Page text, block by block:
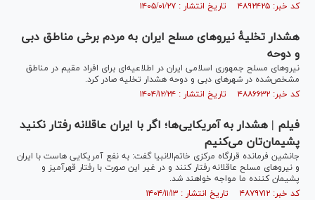
کد خبر: ۴۸۹۲۴۲۵ تاریخ انتشار : ۱۴۰۵/۰۱/۲۷
هشدار تخلیۀ نیروهای مسلح ایران به مردم برخی مناطق دبی
و دوحه
نیروهای مسلح جمهوری اسلامی ایران در اطلاعیه‌ای برای افراد مقیم در مناطق
مشخص‌شده در شهرهای دبی و دوحه هشدار تخلیه صادر کرد.
کد خبر: ۴۸۸۶۶۳۲ تاریخ انتشار : ۱۴۰۴/۱۲/۲۴
فیلم | هشدار به آمریکایی‌ها؛ اگر با ایران عاقلانه رفتار نکنید
پشیمان‌تان می‌کنیم
جانشین فرمانده قرارگاه مرکزی خاتم‌الانبیا گفت: به نفع آمریکایی هاست با ایران
و نیرو‌های مسلح عاقلانه رفتار کنند و در غیر این صورت با رفتار قهرآمیز و
پشیمان کننده ما مواجه خواهند شد.
کد خبر: ۴۸۷۹۷۱۲ تاریخ انتشار : ۱۴۰۴/۱۱/۱۳